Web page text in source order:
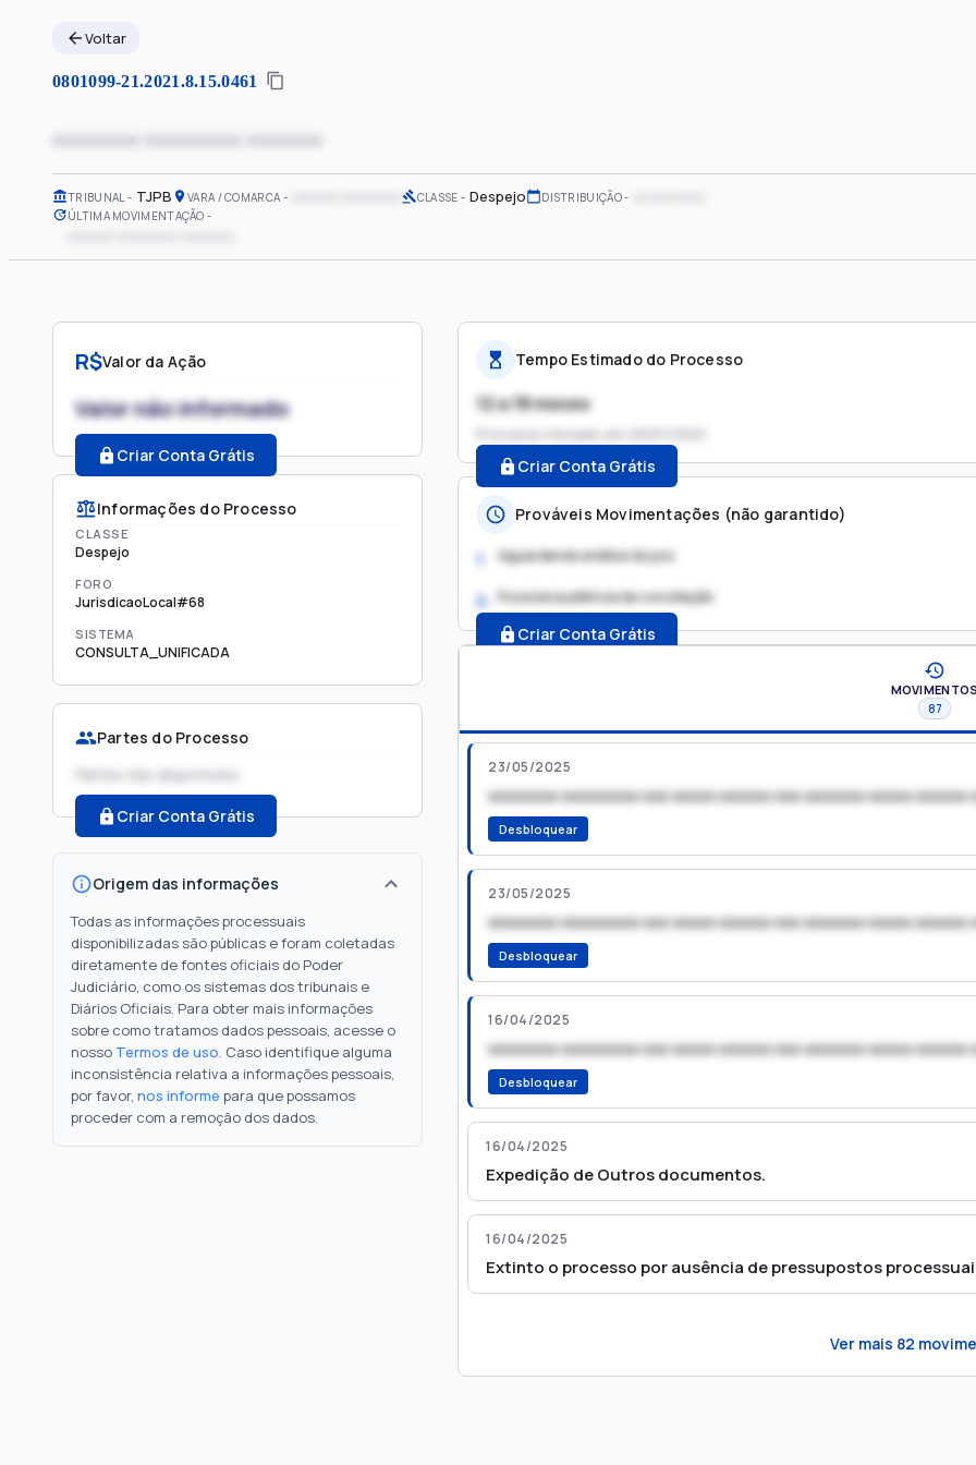
Voltar
0801099-21.2021.8.15.0461
xxxxxxxx xxxxxxxxx xxxxxxx
TRIBUNAL TJPB VARA / COMARCA CLASSE Despejo DISTRIBUIÇÃO
ÚLTIMA MOVIMENTAÇÃO
R$Valor da Ação
Valor não informado
Criar Conta Grátis
Informações do Processo
CLASSE
Despejo
FORO
JurisdicaoLocal#68
SISTEMA
CONSULTA_UNIFICADA
Partes do Processo
Partes não disponíveis
Criar Conta Grátis
Origem das informações
Todas as informações processuais
disponibilizadas são públicas e foram coletadas
diretamente de fontes oficiais do Poder
Judiciário, como os sistemas dos tribunais e
Diários Oficiais. Para obter mais informações
sobre como tratamos dados pessoais, acesse o
nosso Termos de uso. Caso identifique alguma
inconsistência relativa a informações pessoais,
por favor, nos informe para que possamos
proceder com a remoção dos dados.
Tempo Estimado do Processo
12 a 18 meses
Processo iniciado em
Criar Conta Grátis
Prováveis Movimentações (não garantido)
1. Aguardando análise do juiz
2. Possível audiência de conciliação
Criar Conta Grátis
MOVIMENTOS
87
23/05/2025
xxxxxxxx xxxxxxxxx xxx xxxxx xxxxxx xxx xxxxxxx xxxxx xxxxxx
Desbloquear
23/05/2025
xxxxxxxx xxxxxxxxx xxx xxxxx xxxxxx xxx xxxxxxx xxxxx xxxxxx
Desbloquear
16/04/2025
xxxxxxxx xxxxxxxxx xxx xxxxx xxxxxx xxx xxxxxxx xxxxx xxxxxx
Desbloquear
16/04/2025
Expedição de Outros documentos.
16/04/2025
Extinto o processo por ausência de pressupostos
Ver mais 82